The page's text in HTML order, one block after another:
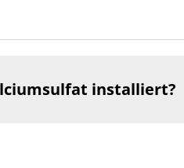
installiert?